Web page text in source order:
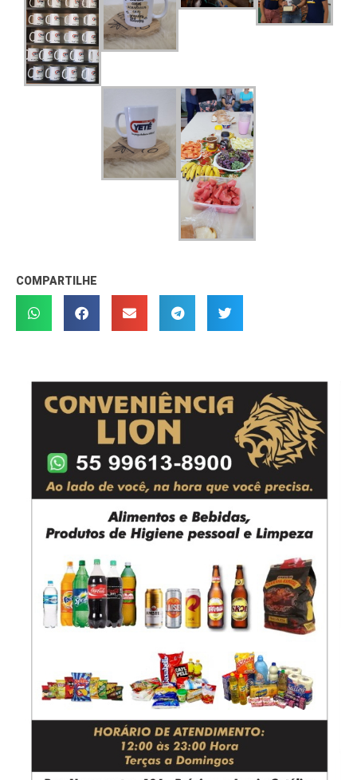
COMPARTILHE